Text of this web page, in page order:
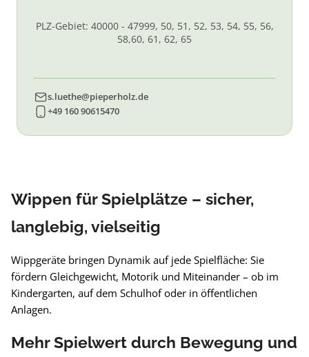
PLZ-Gebiet: 40000 - 47999, 50, 51, 52, 53, 54, 55, 56,
58,60, 61, 62, 65
s.luethe@pieperholz.de
+49 160 90615470
Wippen für Spielplätze – sicher,
langlebig, vielseitig
Wippgeräte bringen Dynamik auf jede Spielfläche: Sie
fördern Gleichgewicht, Motorik und Miteinander – ob im
Kindergarten, auf dem Schulhof oder in öffentlichen
Anlagen.
Mehr Spielwert durch Bewegung und